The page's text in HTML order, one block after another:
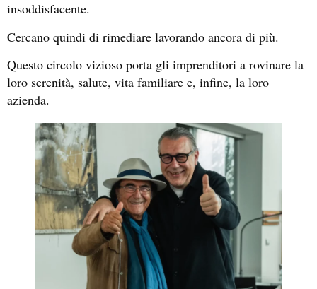
insoddisfacente.
Cercano quindi di rimediare lavorando ancora di più.
Questo circolo vizioso porta gli imprenditori a rovinare la
loro serenità, salute, vita familiare e, infine, la loro
azienda.